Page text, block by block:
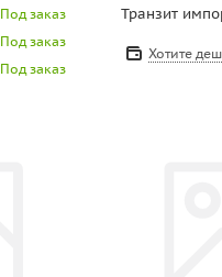
Под заказ
Под заказ
Под заказ
Транзит
Хотите